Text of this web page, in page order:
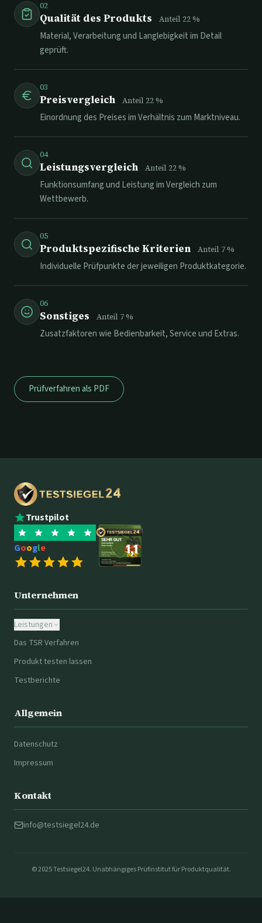
02
Qualität des Produkts Anteil 22%
Material, Verarbeitung und Langlebigkeit im Detail
geprüft.
03
Preisvergleich Anteil 22%
Einordnung des Preises im Verhältnis zum Marktniveau.
04
Leistungsvergleich Anteil 22%
Funktionsumfang und Leistung im Vergleich zum
Wettbewerb.
05
Produktspezifische Kriterien Anteil 7%
Individuelle Prüfpunkte der jeweiligen Produktkategorie.
06
Sonstiges Anteil 7%
Zusatzfaktoren wie Bedienbarkeit, Service und Extras.
Prüfverfahren als PDF
Trustpilot
Google
Unternehmen
Leistungen
Das TSR Verfahren
Produkt testen lassen
Testberichte
Allgemein
Datenschutz
Impressum
Kontakt
info@testsiegel24.de
© 2025 Testsiegel24. Unabhängiges Prüfinstitut für Produktqualität.